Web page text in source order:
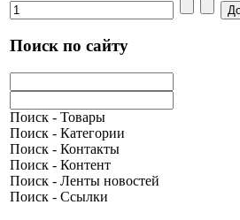
Поиск по сайту
Поиск - Товары
Поиск - Категории
Поиск - Контакты
Поиск - Контент
Поиск - Ленты новостей
Поиск - Ссылки